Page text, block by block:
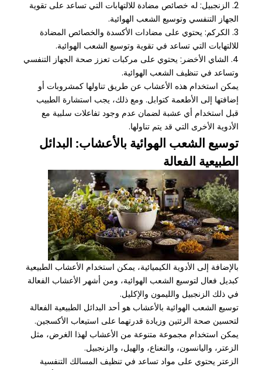
2. الزنجبيل: له خصائص مضادة للالتهابات التي تساعد على تقوية
الجهاز التنفسي وتوسيع الشعب الهوائية.
3. الكركم: يحتوي على مضادات الأكسدة والخصائص المضادة
للالتهابات التي تساعد في تقوية وتوسيع الشعب الهوائية.
4. الشاي الأخضر: يحتوي على مركبات تعزز صحة الجهاز التنفسي
وتساعد في تنظيف الشعب الهوائية.
يمكن استخدام هذه الأعشاب عن طريق تناولها كمشروبات أو
إضافتها إلى الأطعمة كتوابل. ومع ذلك، يجب استشارة الطبيب
قبل استخدام أي عشبة لضمان عدم وجود تفاعلات سلبية مع
الأدوية الأخرى التي قد يتم تناولها.
توسيع الشعب الهوائية بالأعشاب: البدائل
الطبيعية الفعالة
بالإضافة إلى الأدوية الكيميائية، يمكن استخدام الأعشاب الطبيعية
كبديل فعال لتوسيع الشعب الهوائية، ومن أشهر الأعشاب الفعالة
في ذلك الزنجبيل والليمون والإكليل.
توسيع الشعب الهوائية بالأعشاب هو أحد البدائل الطبيعية الفعالة
لتحسين صحة الرئتين وزيادة قدرتهما على استيعاب الأكسجين.
يمكن استخدام مجموعة متنوعة من الأعشاب لهذا الغرض، مثل
الزعتر، واليانسون، والنعناع، والهيل، والزنجبيل.
الزعتر يحتوي على مواد تساعد في تنظيف المسالك التنفسية